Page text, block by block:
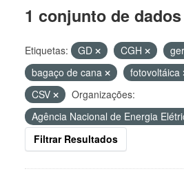
1 conjunto de
Etiquetas: GD CGH
bagaço de cana
fotovoltáica
CSV
Organizações:
Agência Nacional de Energia
Filtrar Resultados